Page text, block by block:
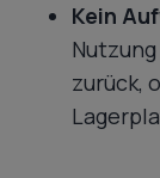
Kein
zurück,